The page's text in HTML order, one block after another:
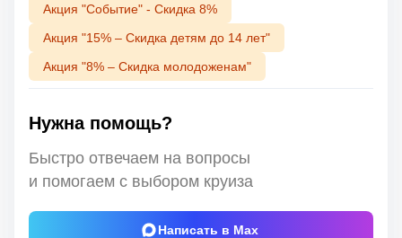
Акция "Событие" - Скидка 8%
Акция "15% – Скидка детям до 14 лет"
Акция "8% – Скидка молодоженам"
Нужна помощь?
Быстро отвечаем на вопросы
и помогаем с выбором круиза
Написать в Max